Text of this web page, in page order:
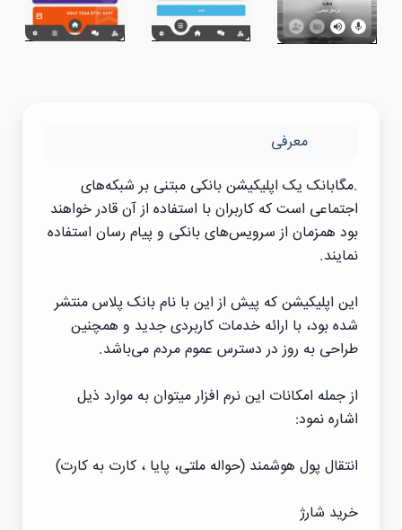
معرفی
.مگابانک یک اپلیکیشن بانکی مبتنی بر شبکه‌های
اجتماعی است که کاربران با استفاده از آن قادر خواهند
بود همزمان از سرویس‌های بانکی و پیام رسان استفاده
نمایند.
این اپلیکیشن که پیش از این با نام بانک پلاس منتشر
شده بود، با ارائه خدمات کاربردی جدید و همچنین
طراحی به روز در دسترس عموم مردم می‌باشد.
از جمله امکانات این نرم افزار میتوان به موارد ذیل
اشاره نمود:
انتقال پول هوشمند (حواله ملتی، پایا ، کارت به کارت)
خرید شارژ